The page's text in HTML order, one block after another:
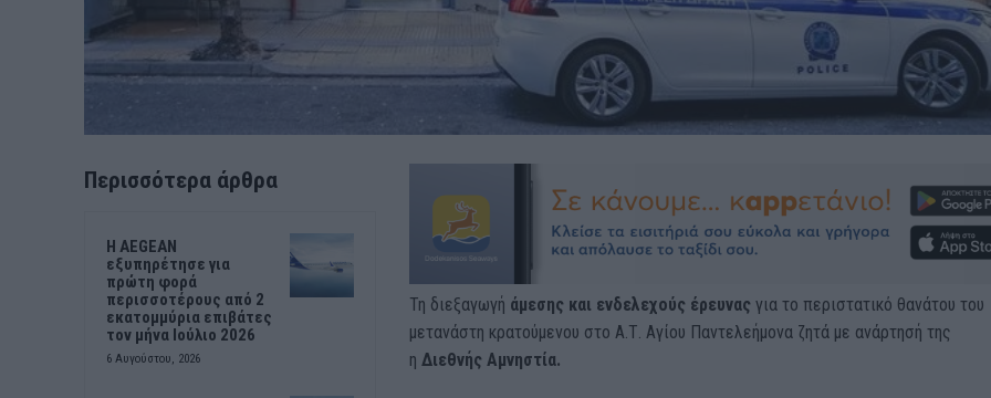
Περισσότερα άρθρα
Η AEGEAN
εξυπηρέτησε για
πρώτη φορά
περισσοτέρους από 2
εκατομμύρια επιβάτες
τον μήνα Ιούλιο 2026
6 Αυγούστου, 2026
Τη διεξαγωγή άμεσης και ενδελεχούς έρευνας για το περιστατικό θανάτου του
μετανάστη κρατούμενου στο Α.Τ. Αγίου Παντελεήμονα ζητά με ανάρτησή της
η Διεθνής Αμνηστία.